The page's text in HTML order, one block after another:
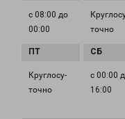
с 08:00 до
00:00
точно
Круглосу­
точно
с 00:00
16:00